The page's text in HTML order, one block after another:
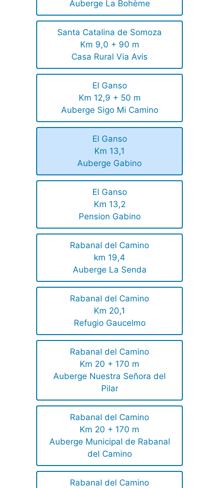
Auberge La Bohème
Santa Catalina de Somoza
Km 9,0 + 90 m
Casa Rural Via Avis
El Ganso
Km 12,9 + 50 m
Auberge Sigo Mi Camino
El Ganso
Km 13,1
Auberge Gabino
El Ganso
Km 13,2
Pension Gabino
Rabanal del Camino
km 19,4
Auberge La Senda
Rabanal del Camino
Km 20,1
Refugio Gaucelmo
Rabanal del Camino
Km 20 + 170 m
Auberge Nuestra Señora del
Pilar
Rabanal del Camino
Km 20 + 170 m
Auberge Municipal de Rabanal
del Camino
Rabanal del Camino